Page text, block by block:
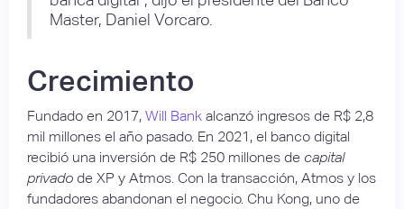
Master, Daniel Vorcaro.
Crecimiento
Fundado en 2017, Will Bank alcanzó ingresos de R$ 2,8
mil millones el año pasado. En 2021, el banco digital
recibió una inversión de R$ 250 millones de capital
privado de XP y Atmos. Con la transacción, Atmos y los
fundadores abandonan el negocio. Chu Kong, uno de